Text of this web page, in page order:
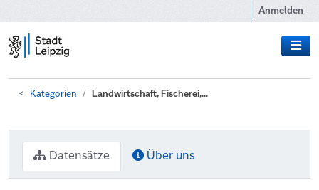
Anmelden
Kategorien Landwirtschaft, Fischerei,...
Datensätze Über uns